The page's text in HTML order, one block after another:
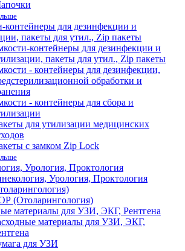
контейнеры для дезинфекции и
пакеты для утил., Zip пакеты
контейнеры для дезинфекции и
пакеты для утил., Zip пакеты
- контейнеры для дезинфекции,
обработки и
- контейнеры для сбора и
для утилизации медицинских
с замком Zip Lock
Урология, Проктология
Урология, Проктология
(Отоларингология)
материалы для УЗИ, ЭКГ, Рентгена
материалы для УЗИ, ЭКГ,
для УЗИ